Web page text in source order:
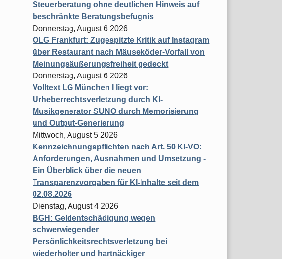
Steuerberatung ohne deutlichen Hinweis auf
beschränkte Beratungsbefugnis
Donnerstag, August 6 2026
OLG Frankfurt: Zugespitzte Kritik auf Instagram
über Restaurant nach Mäuseköder-Vorfall von
Meinungsäußerungsfreiheit gedeckt
Donnerstag, August 6 2026
Volltext LG München I liegt vor:
Urheberrechtsverletzung durch KI-
Musikgenerator SUNO durch Memorisierung
und Output-Generierung
Mittwoch, August 5 2026
Kennzeichnungspflichten nach Art. 50 KI-VO:
Anforderungen, Ausnahmen und Umsetzung -
Ein Überblick über die neuen
Transparenzvorgaben für KI-Inhalte seit dem
02.08.2026
Dienstag, August 4 2026
BGH: Geldentschädigung wegen
schwerwiegender
Persönlichkeitsrechtsverletzung bei
wiederholter und hartnäckiger